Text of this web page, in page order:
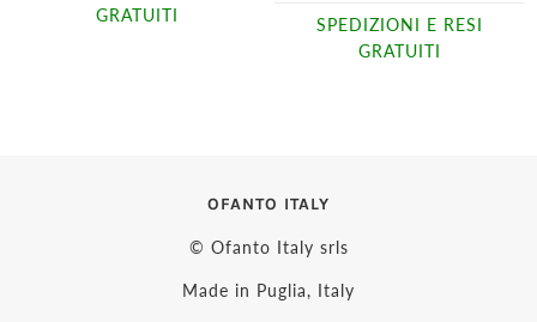
GRATUITI
SPEDIZIONI E RESI
GRATUITI
OFANTO ITALY
© Ofanto Italy srls
Made in Puglia, Italy